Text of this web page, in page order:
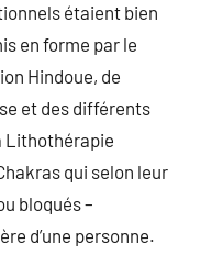
étaient bien
en forme par le
Hindoue, de
et des différents
Lithothérapie
qui selon leur
bloqués –
d’une personne.